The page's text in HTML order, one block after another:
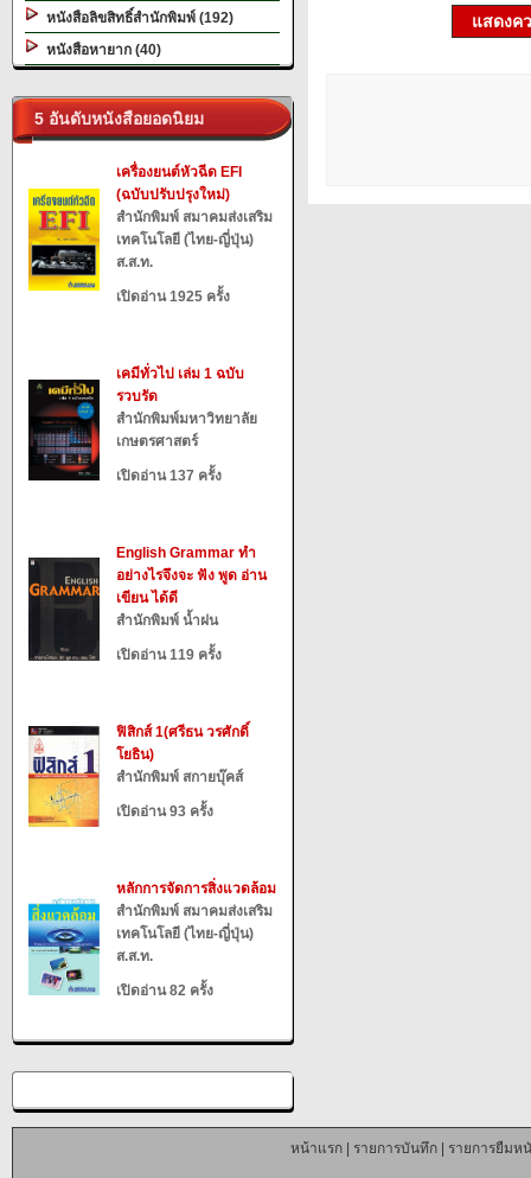
หนังสือลิขสิทธิ์สำนักพิมพ์ (192)
หนังสือหายาก (40)
5 อันดับหนังสือยอดนิยม
เครื่องยนต์หัวฉีด EFI
(ฉบับปรับปรุงใหม่)
สำนักพิมพ์ สมาคมส่งเสริม
เทคโนโลยี (ไทย-ญี่ปุ่น)
ส.ส.ท.
เปิดอ่าน 1925 ครั้ง
เคมีทั่วไป เล่ม 1 ฉบับ
รวบรัด
สำนักพิมพ์มหาวิทยาลัย
เกษตรศาสตร์
เปิดอ่าน 137 ครั้ง
English Grammar ทำ
อย่างไรจึงจะ ฟัง พูด อ่าน
เขียน ได้ดี
สำนักพิมพ์ น้ำฝน
เปิดอ่าน 119 ครั้ง
ฟิสิกส์ 1(ศรีธน วรศักดิ์
โยธิน)
สำนักพิมพ์ สกายบุ๊คส์
เปิดอ่าน 93 ครั้ง
หลักการจัดการสิ่งแวดล้อม
สำนักพิมพ์ สมาคมส่งเสริม
เทคโนโลยี (ไทย-ญี่ปุ่น)
ส.ส.ท.
เปิดอ่าน 82 ครั้ง
แสดงค
หน้าแรก| รายการบันทึก| รายการยืมห